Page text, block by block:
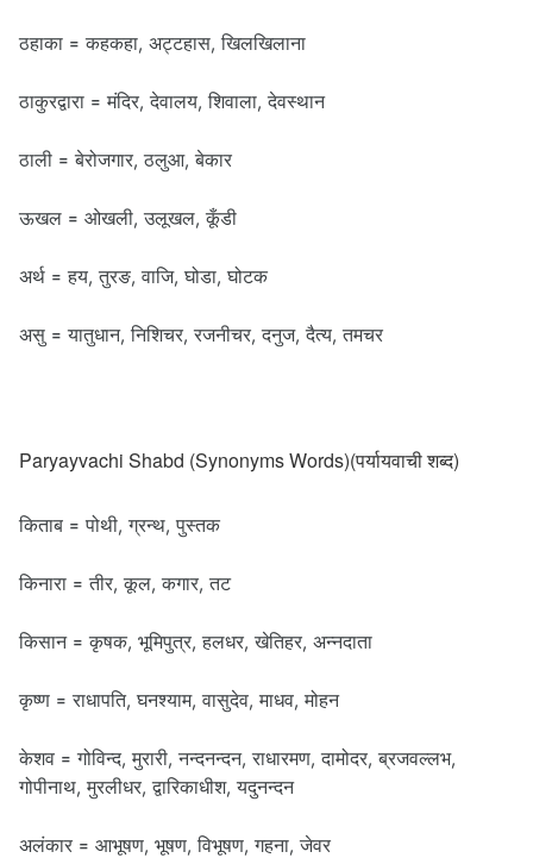
ठहाका = कहकहा, अट्टहास, खिलखिलाना
ठाकुरद्वारा = मंदिर, देवालय, शिवाला, देवस्थान
ठाली = बेरोजगार, ठलुआ, बेकार
ऊखल = ओखली, उलूखल, कूँडी
अर्थ = हय, तुरङ, वाजि, घोडा, घोटक
असु = यातुधान, निशिचर, रजनीचर, दनुज, दैत्य, तमचर
Paryayvachi Shabd (Synonyms Words)(पर्यायवाची शब्द)
किताब = पोथी, ग्रन्थ, पुस्तक
किनारा = तीर, कूल, कगार, तट
किसान = कृषक, भूमिपुत्र, हलधर, खेतिहर, अन्नदाता
कृष्ण = राधापति, घनश्याम, वासुदेव, माधव, मोहन
केशव = गोविन्द, मुरारी, नन्दनन्दन, राधारमण, दामोदर, ब्रजवल्लभ,
गोपीनाथ, मुरलीधर, द्वारिकाधीश, यदुनन्दन
अलंकार = आभूषण, भूषण, विभूषण, गहना, जेवर